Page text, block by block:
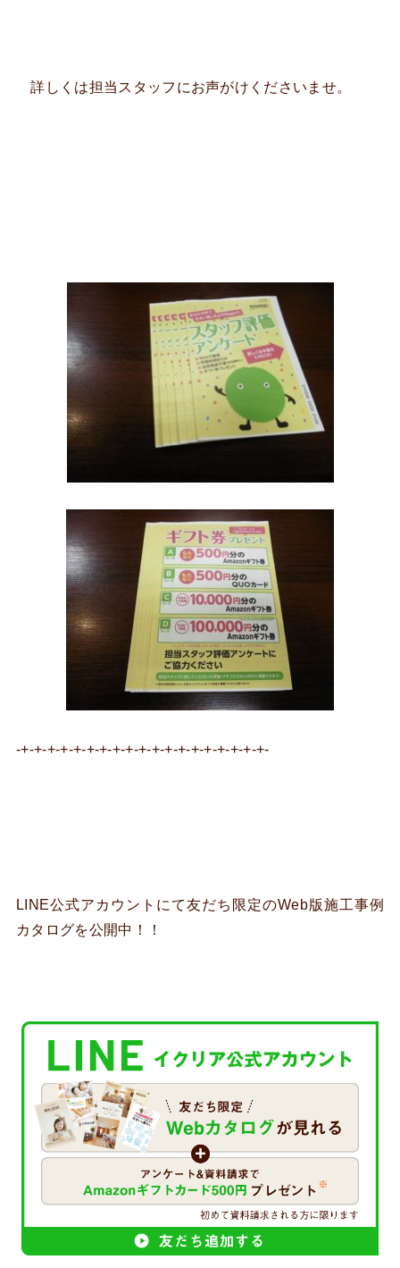
詳しくは担当スタッフにお声がけくださいませ。
-+-+-+-+-+-+-+-+-+-+-+-+-+-+-+-+-+-+-+-
LINE公式アカウントにて友だち限定のWeb版施工事例
カタログを公開中！！